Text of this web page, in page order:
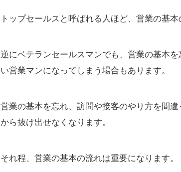
トップセールスと呼ばれる人ほど、営業の基本
逆にベテランセールスマンでも、営業の基本
い営業マンになってしまう場合もあります。
営業の基本を忘れ、訪問や接客のやり方を間
から抜け出せなくなります。
それ程、営業の基本の流れは重要になります。